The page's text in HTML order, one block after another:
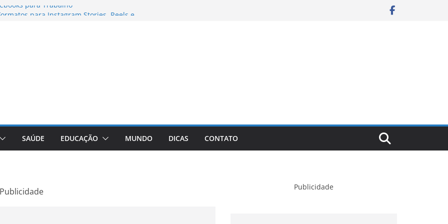
para Trabalho
A Comprehensive Review of the
Loss Pill
SAÚDE EDUCAÇÃO MUNDO DICAS CONTATO
Publicidade Publicidade